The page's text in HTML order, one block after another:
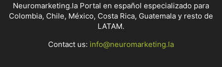
Neuromarketing.la Portal en español especializado para
Colombia, Chile, México, Costa Rica, Guatemala y resto de
LATAM.
Contact us: info@neuromarketing.la